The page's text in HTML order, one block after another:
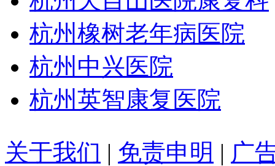
杭州橡树老年病医院
杭州中兴医院
杭州英智康复医院
关于我们 | 免责申明 | 广